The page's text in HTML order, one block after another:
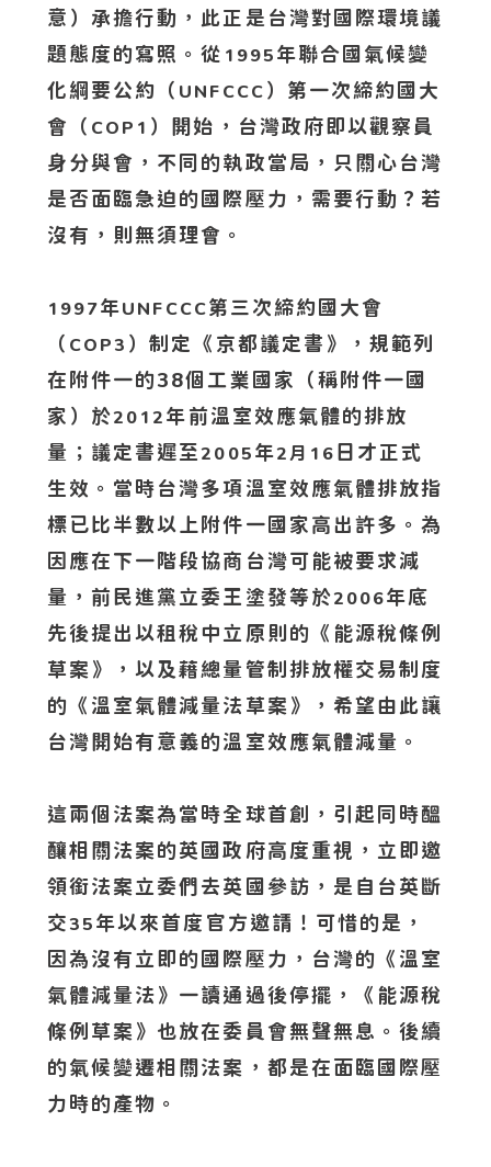
意）承擔行動，此正是台灣對國際環境議
題態度的寫照。從 1995 年聯合國氣候變
化綱要公約（ UNFCCC ）第一次締約國大
會（ COP1 ）開始，台灣政府即以觀察員
身分與會，不同的執政當局，只關心台灣
是否面臨急迫的國際壓力，需要行動？若
沒有，則無須理會。
1997年UNFCCC第三次締約國大會
（ COP3 ）制定《京都議定書》，規範列
在附件一的38個工業國家（稱附件一國
家）於2012 年前溫室效應氣體的排放
量；議定書遲至2005 年2月16 日才正式
生效。當時台灣多項溫室效應氣體排放指
標已比半數以上附件一國家高出許多。為
因應在下一階段協商台灣可能被要求減
量，前民進黨立委王塗發等於2006年底
先後提出以租稅中立原則的《能源稅條例
草案》，以及藉總量管制排放權交易制度
的《溫室氣體減量法草案》，希望由此讓
台灣開始有意義的溫室效應氣體減量。
這兩個法案為當時全球首創，引起同時醞
釀相關法案的英國政府高度重視，立即邀
領銜法案立委們去英國參訪，是自台英斷
交35 年以來首度官方邀請！可惜的是，
因為沒有立即的國際壓力，台灣的《溫室
氣體減量法》一讀通過後停擺，《能源稅
條例草案》也放在委員會無聲無息。後續
的氣候變遷相關法案，都是在面臨國際壓
力時的產物。